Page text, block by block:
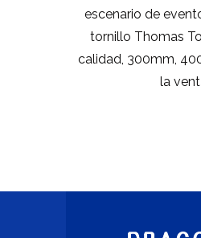
escenario de
tornillo Thomas
calidad, 300mm,
la